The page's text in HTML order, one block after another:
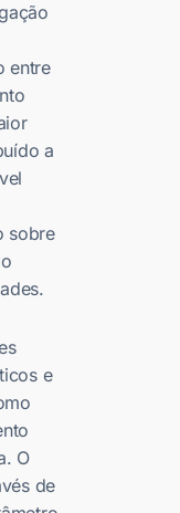
entre
a
sobre
e
O
de